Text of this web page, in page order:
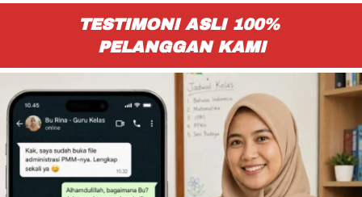
TESTIMONI ASLI 100%
PELANGGAN KAMI